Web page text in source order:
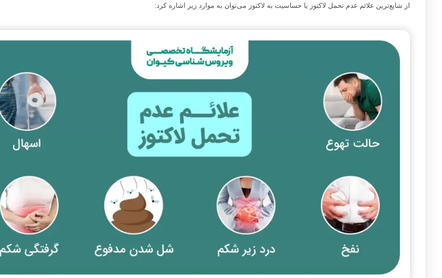
از شایع‌ترین علائم عدم تحمل لاکتوز یا حساسیت به لاکتوز می‌توان به موارد زیر اشاره کرد: